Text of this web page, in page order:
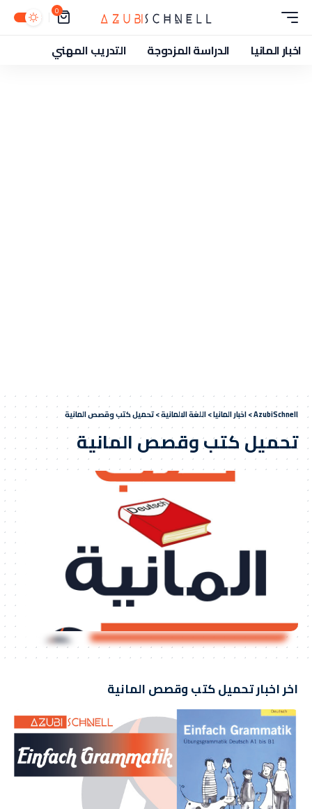
0
اخبار المانيا الدراسة المزدوجة التدريب المهني
AzubiSchnell
>اخبار المانيا>اللغة الالمانية>تحميل كتب وقصص المانية
تحميل كتب وقصص المانية
اخر اخبار تحميل كتب وقصص المانية